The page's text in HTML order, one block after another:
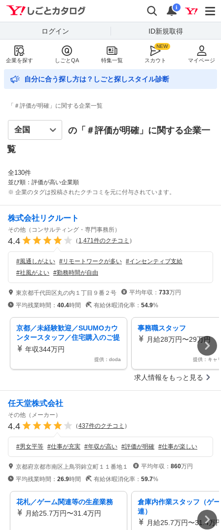
Yahoo!しごとカタログ
検索
通知
i
ログイン ID新規取得
企業を探す しごとQA 特集一覧 スカウト マイページ
自分に合う探し方は？しごと探しスタイル診断
「＃評価が明確」に関する企業一覧
の「＃評価が明確 」に関する企業一
覧
全130件
並び順：評価が高い企業順
※ 企業のタグは投稿されたクチコミを元に付与されています。
株式会社リクルート
その他（コンサルティング・専門事務所）
4.4 （ 1,471件のクチコミ ）
#風通しがよい #リモートワークが多い #インセンティブ支給
#社風がよい #勤務時間が自由
東京都千代田区丸の内１丁目９番２号 平均年収： 733万円
平均残業時間： 40.4時間 有給休暇消化率： 54.9%
京都／未経験歓迎／SUUMOカウ
ンタースタッフ／住宅購入のご提
案100％反響／年休140日
年収344万円
提供：doda
事務職スタッフ
月給28万円〜29万円
提供：キャ
求人情報をもっと見る
任天堂株式会社
その他（メーカー）
4.4 （437件のクチコミ ）
#男女平等 #仕事が充実 #年収が高い #評価が明確 #仕事が楽しい
京都府京都市南区上鳥羽鉾立町１１番地１ 平均年収： 860万円
平均残業時間： 26.9時間 有給休暇消化率： 59.7%
花札／ゲーム関連等の生産業務
月給25.7万円〜31.4万円
倉庫内作業スタッフ（ゲ
連）
月給25.7万円〜31.4万